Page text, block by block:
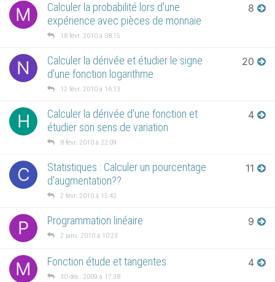
M
Calculer la probabilité lors d'une
expérience avec pièces de monnaie
18 févr. 2010 à 08:15
8
N
Calculer la dérivée et étudier le signe
d'une fonction logarithme
12 févr. 2010 à 16:13
20
H
Calculer la dérivée d'une fonction et
étudier son sens de variation
8 févr. 2010 à 22:09
4
C
Statistiques : Calculer un pourcentage
d'augmentation??
2 févr. 2010 à 15:42
11
P Programmation linéaire
2 janv. 2010 à 10:23
9
M Fonction étude et tangentes
30 déc. 2009 à 17:38
4